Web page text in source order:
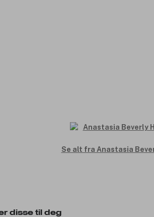
Se alt fra Anastasia
disse til deg